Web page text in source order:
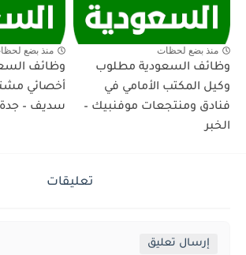
منذ بضع لحظات
وظائف السعودية مطلوب
وكيل المكتب الأمامي في
فنادق ومنتجعات موفنبيك –
الخبر
منذ بضع
وظائف
أخصائي
سديف – جدة
تعليقات
إرسال تعليق